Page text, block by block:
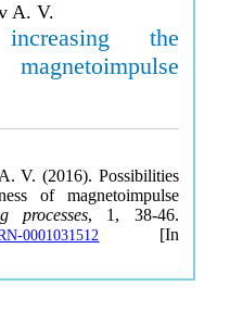
A. V.
the
V. (2016). Possibilities
of magnetoimpulse
processes, 1, 38-46.
0001031512 [In